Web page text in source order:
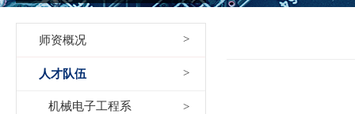
师资概况
人才队伍
机械电子工程系